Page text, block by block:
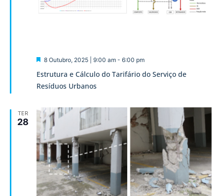
de
Estrutura e Cálculo do Tarifário do Serviço de
Resíduos Urbanos
Destaque
8 Outubro, 2025 | 9:00 am- 6:00 pm
TER
28